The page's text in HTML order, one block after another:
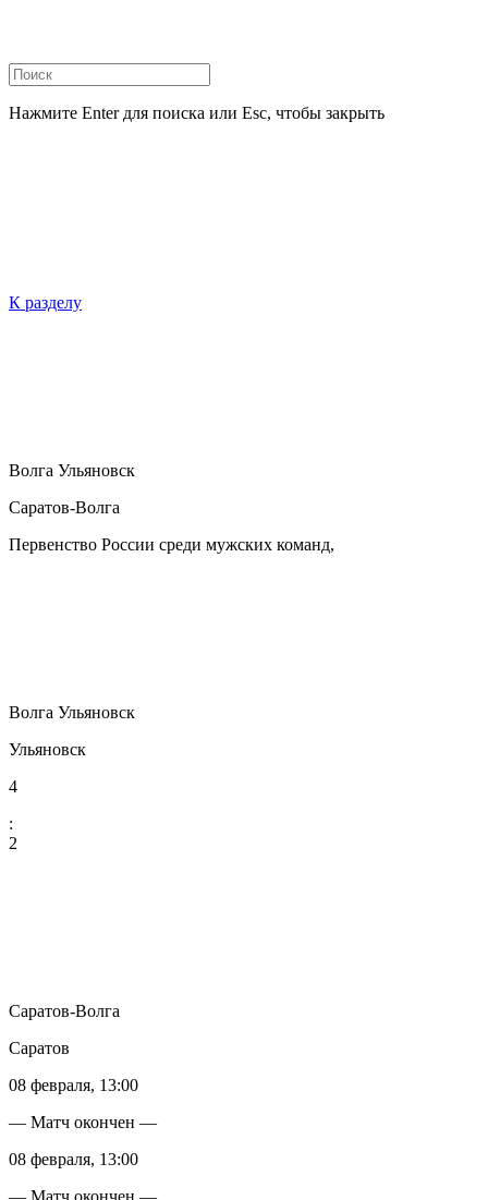
Нажмите Enter для поиска или Esc, чтобы закрыть
К разделу
Волга Ульяновск
Саратов-Волга
Первенство России среди мужских команд,
Волга Ульяновск
Ульяновск
4
:
2
Саратов-Волга
Саратов
08 февраля, 13:00
— Матч окончен —
08 февраля, 13:00
— Матч окончен —